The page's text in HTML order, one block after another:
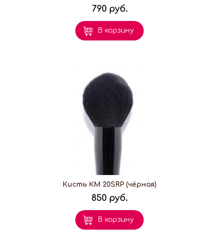
790 руб.
В корзину
Кисть КМ 20SRP (чёрная)
850 руб.
В корзину